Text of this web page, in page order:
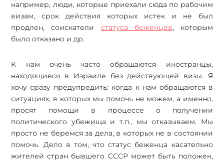
например, люди, которые приехали сюда по рабочим
визам, срок действия которых истек и не был
продлен, соискатели статуса беженцев, которым
было отказано и др.
К нам очень часто обращаются иностранцы,
находящиеся в Израиле без действующей визы. Я
хочу сразу предупредить: когда к нам обращаются в
ситуациях, в которых мы помочь не можем, а именно,
просят помощи в процессе о получении
политического убежища и т.п., мы отказываем. Мы
просто не беремся за дела, в которых не в состоянии
помочь. Дело в том, что статус беженца касательно
жителей стран бывшего СССР может быть положен,